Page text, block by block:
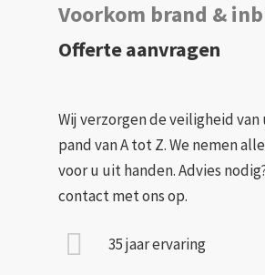
Voorkom brand &
Offerte aanvragen
Wij verzorgen de veiligheid van
pand van A tot Z. We nemen
voor u uit handen. Advies
contact met ons op.
35 jaar ervaring